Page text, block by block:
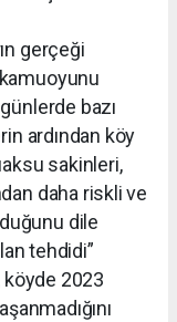
gerçeği
kamuoyunu
bazı
ardından köy
sakinleri,
daha riskli ve
dile
tehdidi”
köyde 2023